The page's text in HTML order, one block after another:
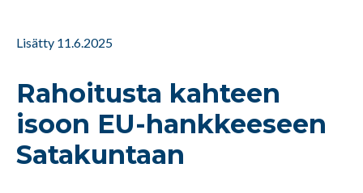
Lisätty 11.6.2025
Rahoitusta kahteen
isoon EU-hankkeeseen
Satakuntaan